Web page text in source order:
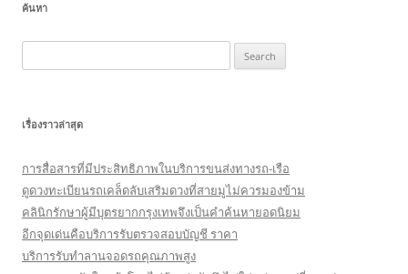
ค้นหา
for:
เรื่องราวล่าสุด
การสื่อสารที่มีประสิทธิภาพในบริการขนส่งทางรถ-เรือ
ดูดวงทะเบียนรถเคล็ดลับเสริมดวงที่สายมูไม่ควรมองข้าม
คลินิกรักษาผู้มีบุตรยากกรุงเทพจึงเป็นคำค้นหายอดนิยม
อีกจุดเด่นคือบริการรับตรวจสอบบัญชี ราคา
บริการรับทำลานจอดรถคุณภาพสูง